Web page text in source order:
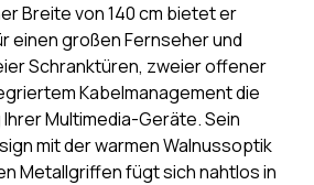
Breite von 140 cm bietet er
einen großen Fernseher und
Schranktüren, zweier offener
Kabelmanagement die
Multimedia-Geräte. Sein
mit der warmen Walnussoptik
Metallgriffen fügt sich nahtlos in